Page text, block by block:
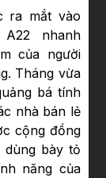
ra mắt vào
A22 nhanh
của người
Tháng vừa
bá tính
nhà bán lẻ
cộng đồng
dùng bày tỏ
năng của